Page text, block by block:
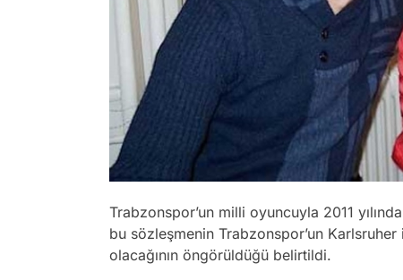
Trabzonspor’un milli oyuncuyla 2011
bu sözleşmenin Trabzonspor’un
olacağının öngörüldüğü belirtildi.